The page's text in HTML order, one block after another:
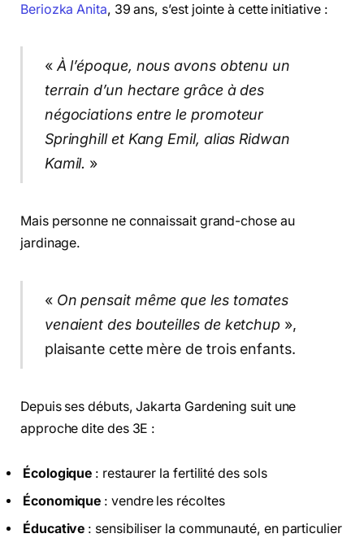
Beriozka Anita, 39 ans, s’est jointe à cette initiative :
«À l’époque, nous avons obtenu un
terrain d’un hectare grâce à des
négociations entre le promoteur
Springhill et Kang Emil, alias Ridwan
Kamil. »
Mais personne ne connaissait grand-chose au
jardinage.
« On pensait même que les tomates
venaient des bouteilles de ketchup »,
plaisante cette mère de trois enfants.
Depuis ses débuts, Jakarta Gardening suit une
approche dite des 3E :
Écologique : restaurer la fertilité des sols
Économique : vendre les récoltes
Éducative : sensibiliser la communauté, en particulier